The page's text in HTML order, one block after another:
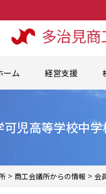
ーム 経営支援
可児高等学校中
> 商工会議所からの情報 > 会